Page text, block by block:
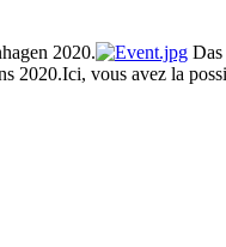
2020.
vous avez la